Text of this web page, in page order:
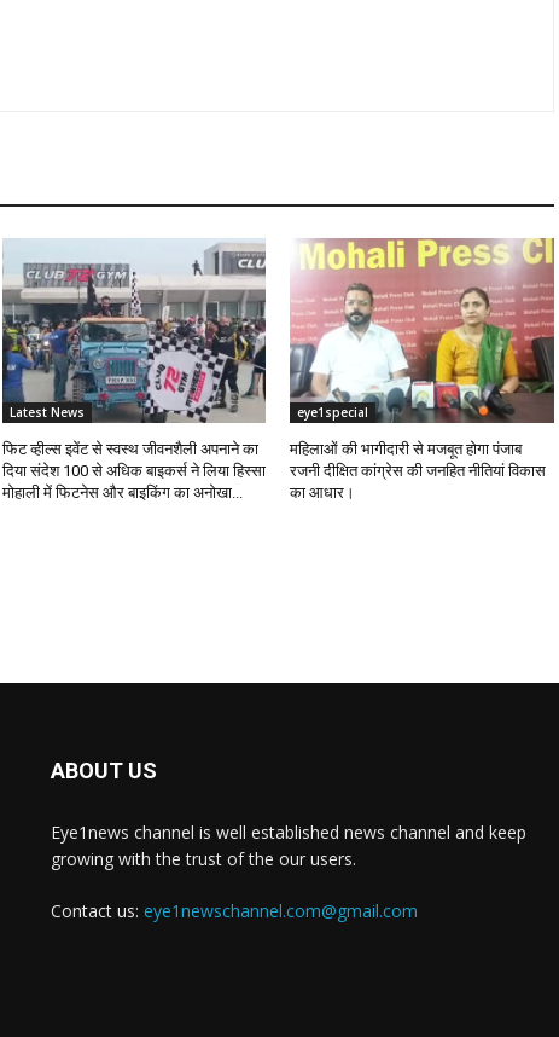
Latest News
फिट व्हील्स इवेंट से स्वस्थ जीवनशैली अपनाने का
दिया संदेश 100 से अधिक बाइकर्स ने लिया हिस्सा
मोहाली में फिटनेस और बाइकिंग का अनोखा...
eye1special
महिलाओं की भागीदारी से मजबूत होगा पंजाब
रजनी दीक्षित कांग्रेस की जनहित नीतियां विकास
का आधार।
ABOUT US
Eye1news channel is well established news channel and keep
growing with the trust of the our users.
Contact us: eye1newschannel.com@gmail.com